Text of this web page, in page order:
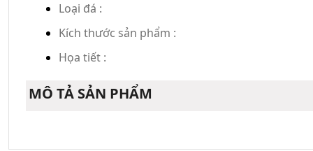
Loại đá :
Kích thước sản phẩm :
Họa tiết :
MÔ TẢ SẢN PHẨM